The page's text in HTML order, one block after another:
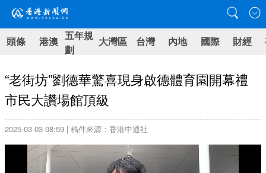
頭條 港澳 五年規
劃
大灣區 台灣 內地 國際 財經
“老街坊”劉德華驚喜現身啟德體育園開幕禮
市民大讚場館頂級
2025-03-03 08:59 | 稿件來源：香港中通社